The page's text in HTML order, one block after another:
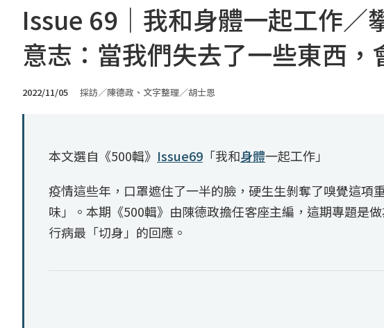
Issue 69｜我和身體一起工作／
意志：當我們失去了一些東西
2022/11/05 採訪／陳德政、文字整理／胡士恩
本文選自《500輯》 Issue69 「我和身體一起工作」
疫情這些年，口罩遮住了一半的臉，硬生生剝奪了嗅覺這項
味」。本期《500輯》由陳德政擔任客座主編，這期專題是
行病最「切身」的回應。